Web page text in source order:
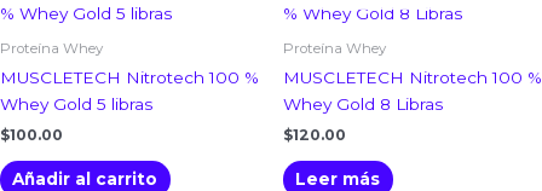
Proteína Whey
MUSCLETECH Nitrotech 100 %
Whey Gold 5 libras
$100.00
Añadir al carrito
Proteína Whey
MUSCLETECH Nitrotech 100 %
Whey Gold 8 Libras
$120.00
Leer más